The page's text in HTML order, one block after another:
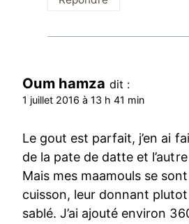
Oum hamza dit :
1 juillet 2016 à 13 h 41 min
Le gout est parfait, j’en ai
de la pate de datte et
Mais mes maamouls se
cuisson, leur donnant
sablé. J’ai ajouté environ